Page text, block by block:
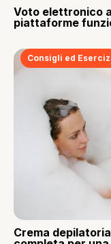
Voto elettronico
piattaforme
Consigli ed
Crema